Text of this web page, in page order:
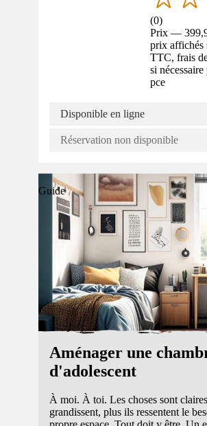
(0)
Prix —
prix affichés
TTC, frais
si nécessaire
pce
Disponible en ligne
Réservation non disponible
Guide
Aménager une
d'adolescent
À moi. À toi. Les choses sont
grandissent, plus ils ressentent le